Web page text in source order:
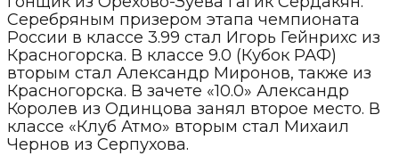
Серебряным призером этапа чемпионата
России в классе 3.99 стал Игорь Гейнрихс из
Красногорска. В классе 9.0 (Кубок РАФ)
вторым стал Александр Миронов, также из
Красногорска. В зачете «10.0» Александр
Королев из Одинцова занял второе место. В
классе «Клуб Атмо» вторым стал Михаил
Чернов из Серпухова.